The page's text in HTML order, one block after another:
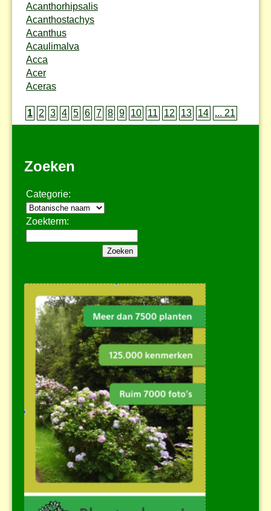
Acanthorhipsalis
Acanthostachys
Acanthus
Acaulimalva
Acca
Acer
Aceras
1 2 3 4 5 6 7 8 9 10 11 12 13 14 ... 21
Zoeken
Categorie:
Zoekterm: